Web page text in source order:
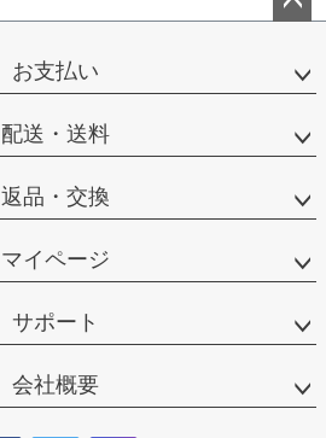
ップ
お支払い
配送・送料
返品・交換
マイページ
サポート
会社概要